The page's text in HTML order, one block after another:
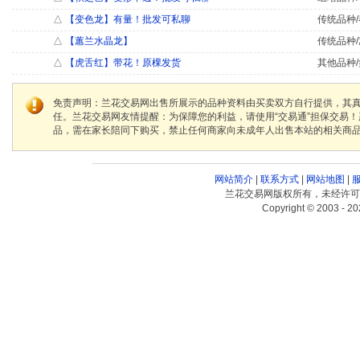
△ 【变色龙】有量！批发可私聊
传统品种
△ 【蕙兰水晶龙】
传统品种
△ 【虎舌红】带花！原棵发货 其他品种
免责声明：兰花交易网出售所展示的品种资料由买卖双方自行提供，
任。兰花交易网友情提醒：为保障您的利益，请使用“交易通”担保交
品，需在家长陪同下购买，禁止任何商家向未成年人出售本站的相关商
网站简介| 联系方式| 网站地图
兰花交易网版权所有，未经许
Copyright © 2003 -